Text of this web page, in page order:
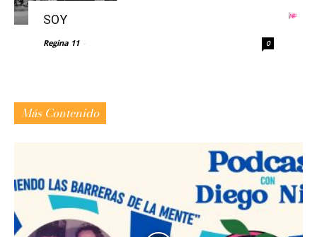
SOY
Regina 11 0
Más Contenido